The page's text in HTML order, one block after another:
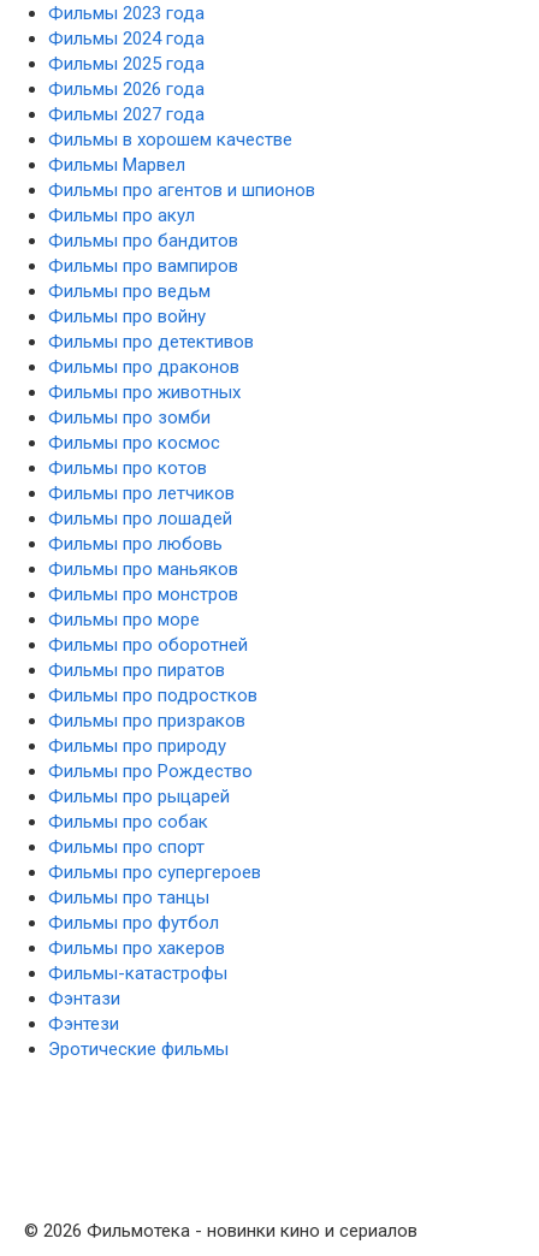
Фильмы 2023 года
Фильмы 2024 года
Фильмы 2025 года
Фильмы 2026 года
Фильмы 2027 года
Фильмы в хорошем качестве
Фильмы Марвел
Фильмы про агентов и шпионов
Фильмы про акул
Фильмы про бандитов
Фильмы про вампиров
Фильмы про ведьм
Фильмы про войну
Фильмы про детективов
Фильмы про драконов
Фильмы про животных
Фильмы про зомби
Фильмы про космос
Фильмы про котов
Фильмы про летчиков
Фильмы про лошадей
Фильмы про любовь
Фильмы про маньяков
Фильмы про монстров
Фильмы про море
Фильмы про оборотней
Фильмы про пиратов
Фильмы про подростков
Фильмы про призраков
Фильмы про природу
Фильмы про Рождество
Фильмы про рыцарей
Фильмы про собак
Фильмы про спорт
Фильмы про супергероев
Фильмы про танцы
Фильмы про футбол
Фильмы про хакеров
Фильмы-катастрофы
Фэнтази
Фэнтези
Эротические фильмы
© 2026 Фильмотека - новинки кино и сериалов